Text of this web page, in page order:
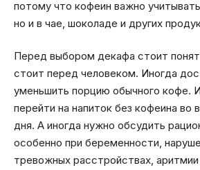
потому что кофеин важно
но и в чае, шоколаде и других
Перед выбором декафа стоит
стоит перед человеком. Иногда
уменьшить порцию обычного кофе.
перейти на напиток без кофеина во
дня. А иногда нужно обсудить
особенно при беременности,
тревожных расстройствах,